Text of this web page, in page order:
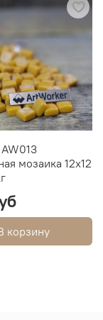
AW013
мозаика 12х12
корзину